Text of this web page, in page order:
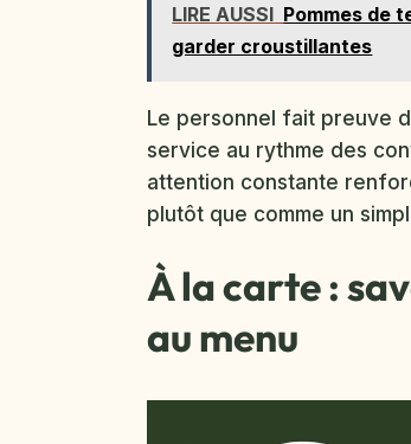
LIRE AUSSI Pommes de
garder croustillantes
Le personnel fait preuve
service au rythme des
attention constante
plutôt que comme un
À la carte :
au menu